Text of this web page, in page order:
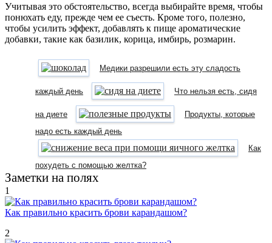
Учитывая это обстоятельство, всегда выбирайте время, чтобы
понюхать еду, прежде чем ее съесть. Кроме того, полезно,
чтобы усилить эффект, добавлять к пище ароматические
добавки, такие как базилик, корица, имбирь, розмарин.
Медики разрешили есть эту сладость
каждый день Что нельзя есть, сидя
на диете
Продукты, которые
надо есть каждый день
Как
похудеть с помощью желтка?
Заметки на полях
1
Как правильно красить брови карандашом?
2